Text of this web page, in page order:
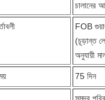
চালানের
FOB
(চূড়ান্ত
অনুযায়ী
75 দিন